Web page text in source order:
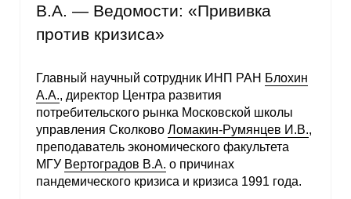
В.А. — Ведомости: «Прививка
против кризиса»
Главный научный сотрудник ИНП РАН Блохин
А.А., директор Центра развития
потребительского рынка Московской школы
управления Сколково Ломакин-Румянцев И.В.,
преподаватель экономического факультета
МГУ Вертоградов В.А. о причинах
пандемического кризиса и кризиса 1991 года.